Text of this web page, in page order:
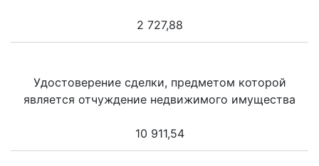
2 727,88
Удостоверение сделки, предметом которой
является отчуждение недвижимого имущества
10 911,54